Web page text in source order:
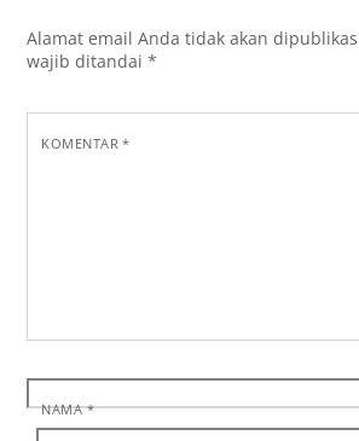
Alamat email Anda tidak akan
wajib ditandai*
KOMENTAR*
NAMA*